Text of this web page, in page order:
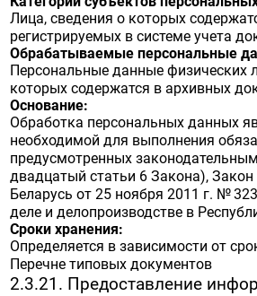
Лица, сведения о которых
регистрируемых в системе учета
Обрабатываемые персональные
Персональные данные физических
которых содержатся в архивных
Основание:
Обработка персональных данных
необходимой для выполнения
предусмотренных
двадцатый статьи 6 Закона), Закон
Беларусь от 25 ноября 2011 г. №
деле и делопроизводстве в
Сроки хранения:
Определяется в зависимости от
Перечне типовых документов
2.3.21. Предоставление